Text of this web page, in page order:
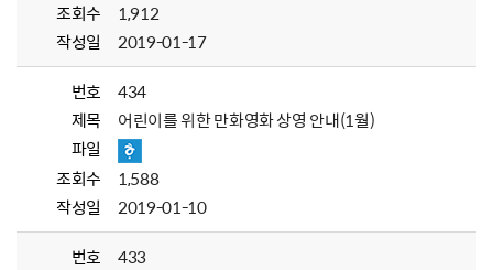
조회수
1,912
작성일
2019-01-17
번호
434
제목
어린이를 위한 만화영화 상영 안내(1월)
파일
조회수
1,588
작성일
2019-01-10
번호
433